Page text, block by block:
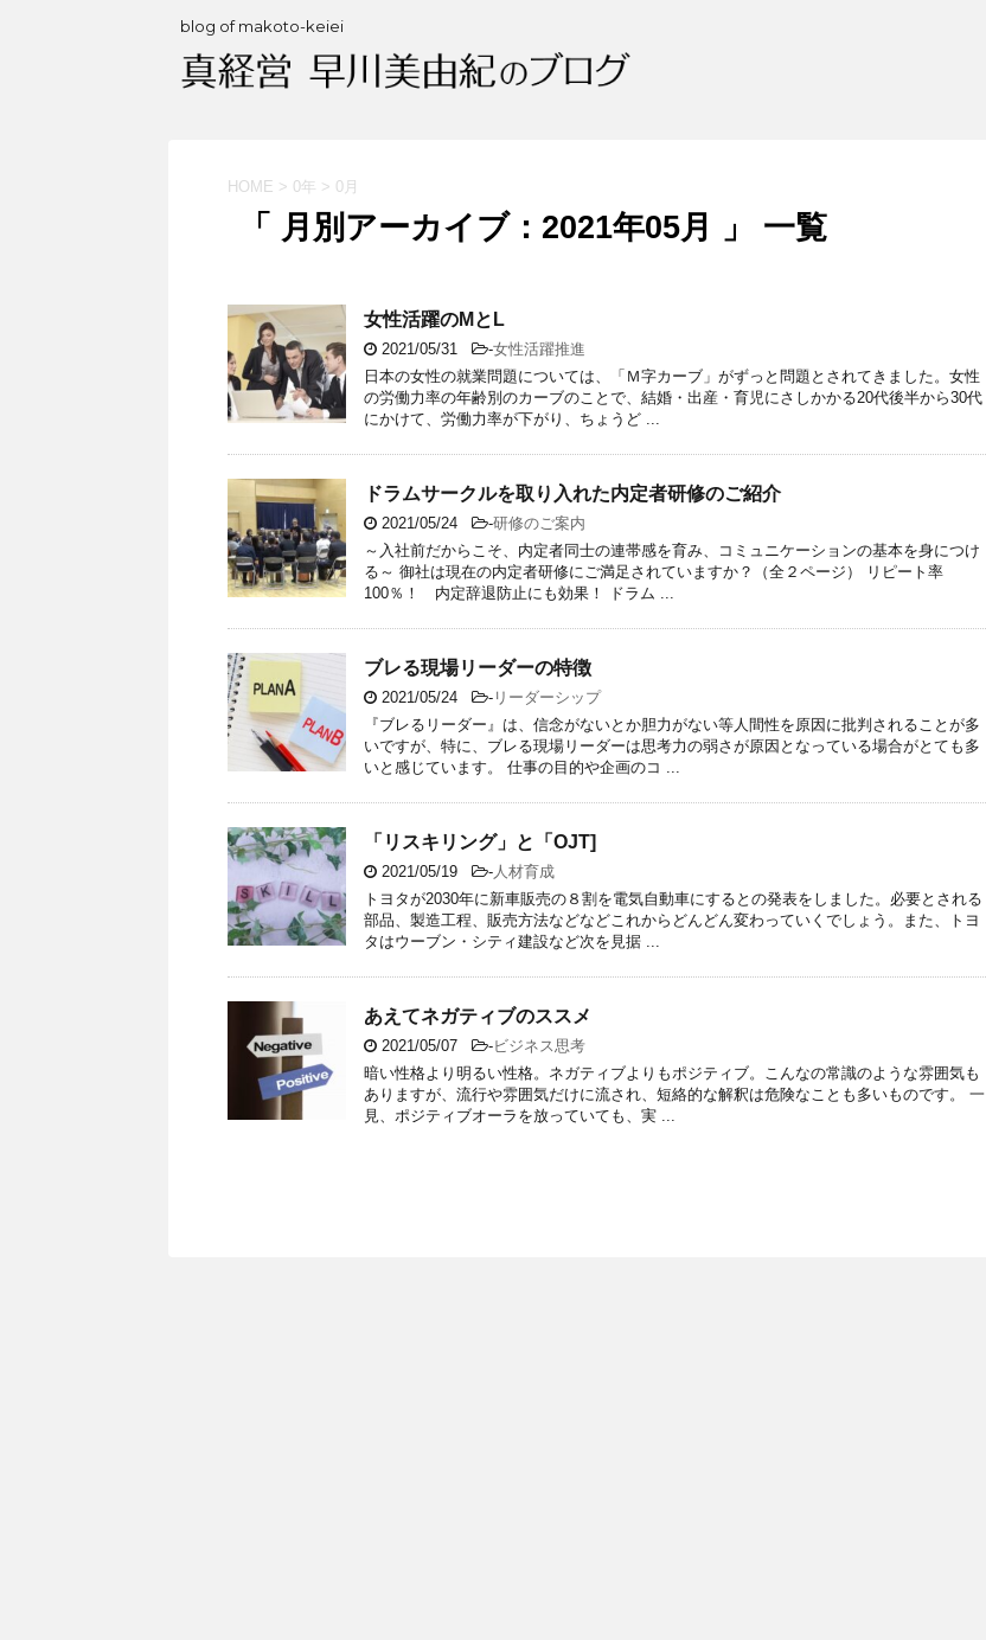
blog of makoto-keiei
HOME > 0年 > 0月
「 月別アーカイブ：2021年05月 」 一覧
女性活躍のMとL
2021/05/31 -女性活躍推進
日本の女性の就業問題については、「Ｍ字カーブ」がずっと問題とされてきました。女性
の労働力率の年齢別のカーブのことで、結婚・出産・育児にさしかかる20代後半から30代
にかけて、労働力率が下がり、ちょうど ...
ドラムサークルを取り入れた内定者研修のご紹介
2021/05/24 -研修のご案内
～入社前だからこそ、内定者同士の連帯感を育み、コミュニケーションの基本を身につけ
る～ 御社は現在の内定者研修にご満足されていますか？（全２ページ） リピート率
100％！ 内定辞退防止にも効果！ ドラム ...
ブレる現場リーダーの特徴
2021/05/24 - リーダーシップ
『ブレるリーダー』は、信念がないとか胆力がない等人間性を原因に批判されることが多
いですが、特に、ブレる現場リーダーは思考力の弱さが原因となっている場合がとても多
いと感じています。 仕事の目的や企画のコ ...
「リスキリング」と「OJT]
2021/05/19 - 人材育成
トヨタが2030年に新車販売の８割を電気自動車にするとの発表をしました。必要とされる
部品、製造工程、販売方法などなどこれからどんどん変わっていくでしょう。また、トヨ
タはウーブン・シティ建設など次を見据 ...
あえてネガティブのススメ
2021/05/07 -ビジネス思考
暗い性格より明るい性格。ネガティブよりもポジティブ。こんなの常識のような雰囲気も
ありますが、流行や雰囲気だけに流され、短絡的な解釈は危険なことも多いものです。 一
見、ポジティブオーラを放っていても、実 ...